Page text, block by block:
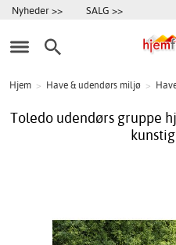
Nyheder >> SALG >>
Hjem > Have & udendørs miljø >
Toledo udendørs gruppe